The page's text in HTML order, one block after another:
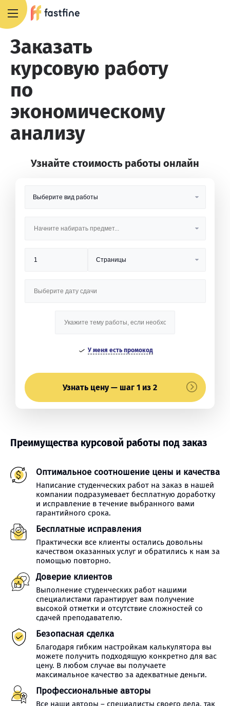
Заказать
курсовую работу
по
экономическому
анализу
Узнайте стоимость работы онлайн
У меня есть промокод
Узнать цену — шаг 1 из 2
Преимущества курсовой работы под заказ
Оптимальное соотношение цены и качества
Написание студенческих работ на заказ в нашей
компании подразумевает бесплатную доработку
и исправление в течение выбранного вами
гарантийного срока.
Бесплатные исправления
Практически все клиенты остались довольны
качеством оказанных услуг и обратились к нам за
помощью повторно.
Доверие клиентов
Выполнение студенческих работ нашими
специалистами гарантирует вам получение
высокой отметки и отсутствие сложностей со
сдачей преподавателю.
Безопасная сделка
Благодаря гибким настройкам калькулятора вы
можете получить подходящую конкретно для вас
цену. В любом случае вы получаете
максимальное качество за адекватные деньги.
Профессиональные авторы
Все наши авторы – специалисты своего дела, так